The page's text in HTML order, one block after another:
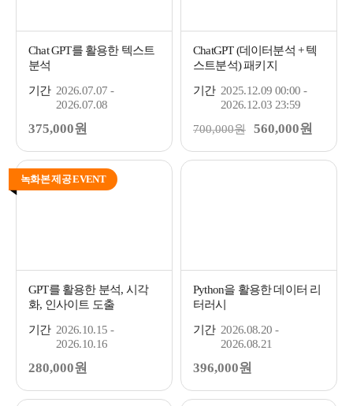
Chat GPT를 활용한 텍스트
분석
기간 2026.07.07 -
2026.07.08
375,000원
ChatGPT (데이터분석 + 텍
스트분석) 패키지
기간 2025.12.09 00:00 -
2026.12.03 23:59
700,000원
560,000원
녹화본 제공 EVENT
GPT를 활용한 분석, 시각
화, 인사이트 도출
기간 2026.10.15 -
2026.10.16
280,000원
Python을 활용한 데이터 리
터러시
기간 2026.08.20 -
2026.08.21
396,000원